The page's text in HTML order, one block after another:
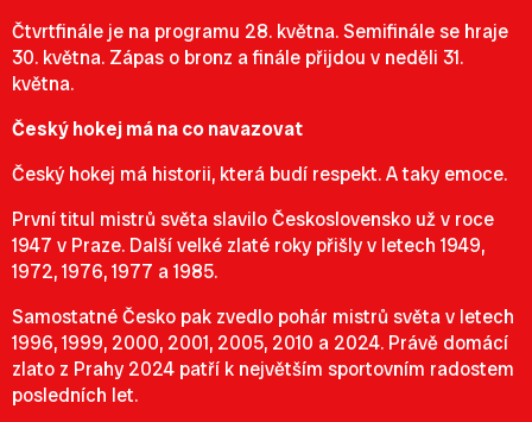
Čtvrtfinále je na programu 28. května. Semifinále se hraje
30. května. Zápas o bronz a finále přijdou v neděli 31.
května.
Český hokej má na co navazovat
Český hokej má historii, která budí respekt. A taky emoce.
První titul mistrů světa slavilo Československo už v roce
1947 v Praze. Další velké zlaté roky přišly v letech 1949,
1972, 1976, 1977 a 1985.
Samostatné Česko pak zvedlo pohár mistrů světa v letech
1996, 1999, 2000, 2001, 2005, 2010 a 2024. Právě domácí
zlato z Prahy 2024 patří k největším sportovním radostem
posledních let.